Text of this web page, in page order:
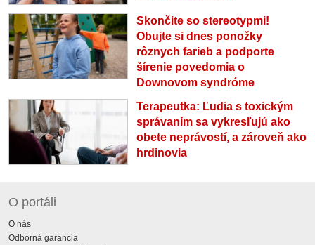
Skončite so stereotypmi!
Obujte si dnes ponožky
rôznych farieb a podporte
šírenie povedomia o
Downovom syndróme
Terapeutka: Ľudia s toxickým
správaním sa vykresľujú ako
obete neprávostí, a zároveň ako
hrdinovia
O portáli
O nás
Odborná garancia